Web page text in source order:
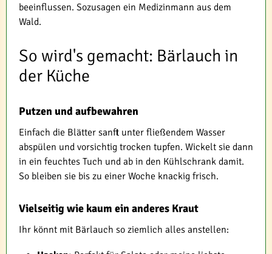
beeinflussen. Sozusagen ein Medizinmann aus dem
Wald.
So wird's gemacht: Bärlauch in
der Küche
Putzen und aufbewahren
Einfach die Blätter sanft unter fließendem Wasser
abspülen und vorsichtig trocken tupfen. Wickelt sie dann
in ein feuchtes Tuch und ab in den Kühlschrank damit.
So bleiben sie bis zu einer Woche knackig frisch.
Vielseitig wie kaum ein anderes Kraut
Ihr könnt mit Bärlauch so ziemlich alles anstellen: